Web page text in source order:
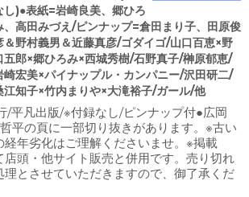
し)●表紙=岩崎良美、郷ひろ
、高田みづえ/ピンナップ=倉田まり子、田原俊
＆野村義男＆近藤真彦/ゴダイゴ/山口百恵×野
五郎×郷ひろみ×西城秀樹/石野真子/榊原郁恵/
崎宏美×パイナップル・カンパニー/沢田研二/
江知子×竹内まりや×大滝裕子/ガール/他
/平凡出版/※付録なし/ピンナップ付●広岡
平の頁に一部切り抜きがあります。※古い
年劣化はご理解くださいませ。※掲載
頭・他サイト販売と併用です。売り切れ
とさせていただきますので、御了承くだ